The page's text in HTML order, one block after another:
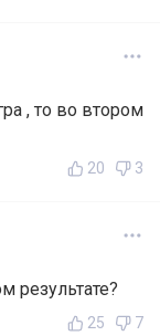
, то во втором
20 3
результате?
25 7